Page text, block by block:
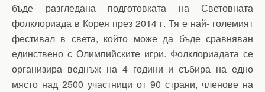
бъде разгледана подготовката на Световната
фолклориада в Корея през 2014 г. Тя е най- големият
фестивал в света, който може да бъде сравняван
единствено с Олимпийските игри. Фолклориадата се
организира веднъж на 4 години и събира на едно
място над 2500 участници от 90 страни, членове на